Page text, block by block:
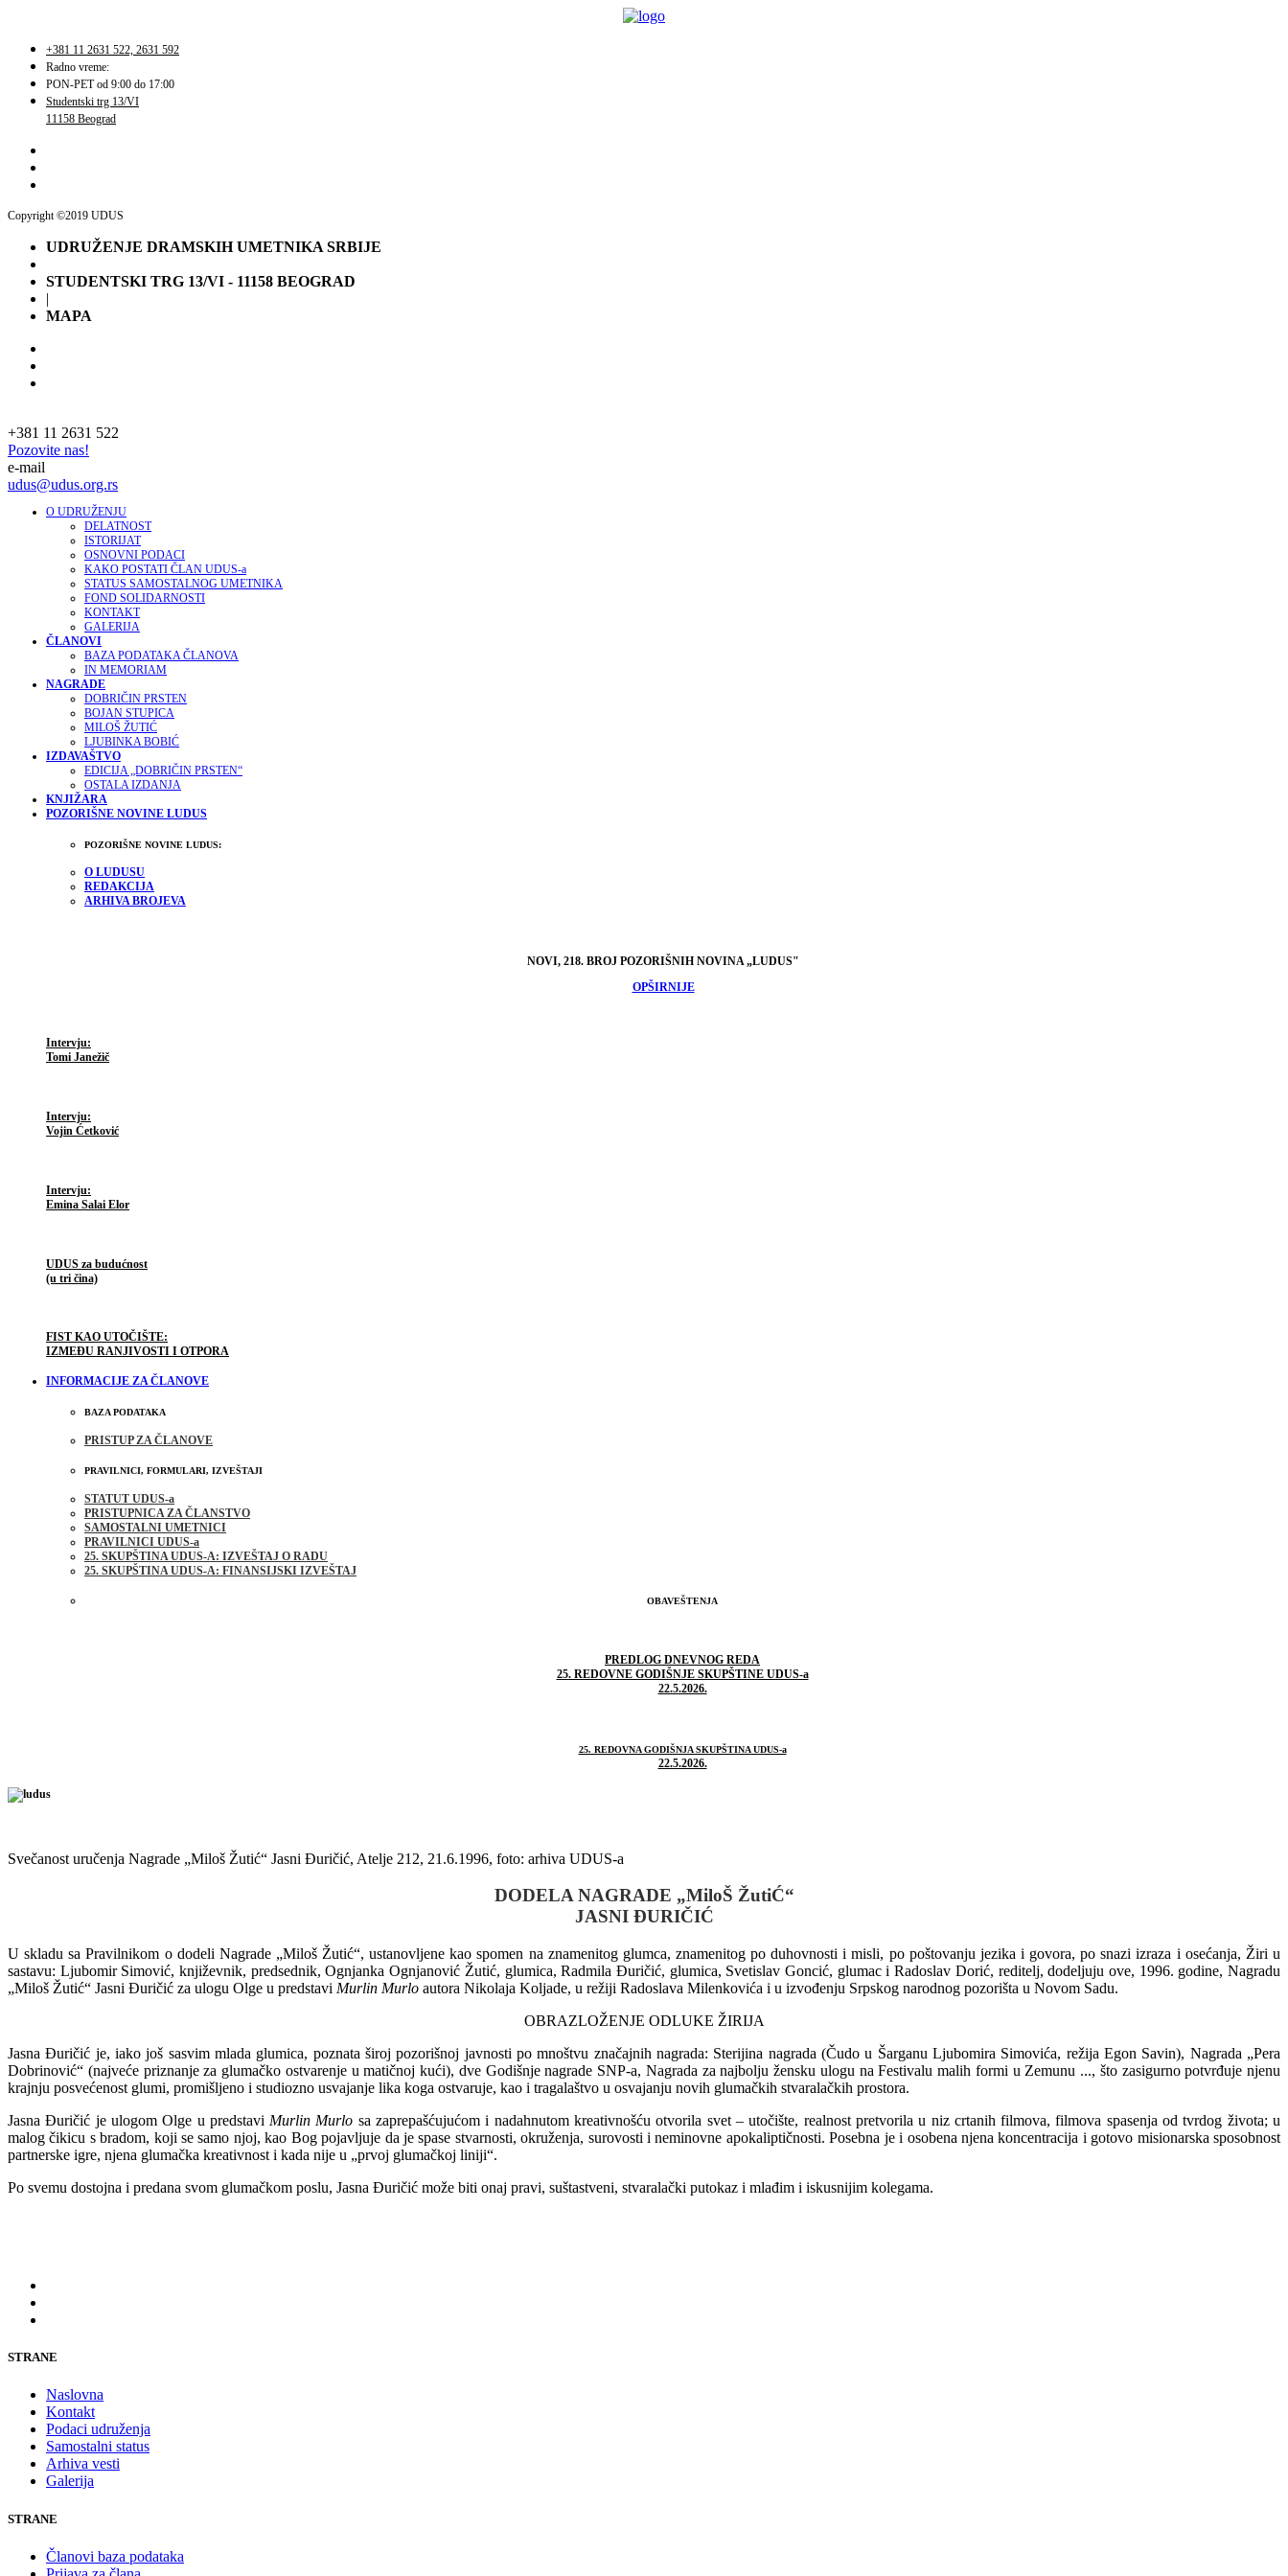
+381 11 2631 522, 2631 592
Radno vreme:
PON-PET od 9:00 do 17:00
Studentski trg 13/VI
11158 Beograd
Copyright ©2019 UDUS
UDRUŽENJE DRAMSKIH UMETNIKA SRBIJE
STUDENTSKI TRG 13/VI - 11158 BEOGRAD
|
MAPA
+381 11 2631 522
Pozovite nas!
e-mail
udus@udus.org.rs
O UDRUŽENJU
DELATNOST
ISTORIJAT
OSNOVNI PODACI
KAKO POSTATI ČLAN UDUS-a
STATUS SAMOSTALNOG UMETNIKA
FOND SOLIDARNOSTI
KONTAKT
GALERIJA
ČLANOVI
BAZA PODATAKA ČLANOVA
IN MEMORIAM
NAGRADE
DOBRIČIN PRSTEN
BOJAN STUPICA
MILOŠ ŽUTIĆ
LJUBINKA BOBIĆ
IZDAVAŠTVO
EDICIJA „DOBRIČIN PRSTEN“
OSTALA IZDANJA
KNJIŽARA
POZORIŠNE NOVINE LUDUS
POZORIŠNE NOVINE LUDUS:
O LUDUSU
REDAKCIJA
ARHIVA BROJEVA
NOVI, 218. BROJ POZORIŠNIH NOVINA „LUDUS"
OPŠIRNIJE
Intervju:
Tomi Janežič
Intervju:
Vojin Ćetković
Intervju:
Emina Salai Elor
UDUS za budućnost
(u tri čina)
FIST KAO UTOČIŠTE:
IZMEĐU RANJIVOSTI I OTPORA
INFORMACIJE ZA ČLANOVE
BAZA PODATAKA
PRISTUP ZA ČLANOVE
PRAVILNICI, FORMULARI, IZVEŠTAJI
STATUT UDUS-a
PRISTUPNICA ZA ČLANSTVO
SAMOSTALNI UMETNICI
PRAVILNICI UDUS-a
25. SKUPŠTINA UDUS-A: IZVEŠTAJ O RADU
25. SKUPŠTINA UDUS-A: FINANSIJSKI IZVEŠTAJ
OBAVEŠTENJA
PREDLOG DNEVNOG REDA
25. REDOVNE GODIŠNJE SKUPŠTINE UDUS-a
22.5.2026.
25. REDOVNA GODIŠNJA SKUPŠTINA UDUS-a
22.5.2026.
Svečanost uručenja Nagrade „Miloš Žutić“ Jasni Đuričić, Atelje 212, 21.6.1996, foto: аrhiva UDUS-a
DODELA NAGRADE „MiloŠ ŽutiĆ“
JASNI ĐURIČIĆ
U skladu sa Pravilnikom o dodeli Nagrade „Miloš Žutić“, ustanovljene kao spomen na znamenitog glumca, znamenitog po duhovnosti i misli, po poštovanju jezika i govora, po snazi izraza i osećanja, Žiri u
sastavu: Ljubomir Simović, književnik, predsednik, Ognjanka Ognjanović Žutić, glumica, Radmila Đuričić, glumica, Svetislav Goncić, glumac i Radoslav Dorić, reditelj, dodeljuju ove, 1996. godine, Nagradu
„Miloš Žutić“ Jasni Đuričić za ulogu Olge u predstavi Murlin Murlo autora Nikolaja Koljade, u režiji Radoslava Milenkovića i u izvođenju Srpskog narodnog pozorišta u Novom Sadu.
OBRAZLOŽENJE ODLUKE ŽIRIJA
Jasna Đuričić je, iako još sasvim mlada glumica, poznata široj pozorišnoj javnosti po mnoštvu značajnih nagrada: Sterijina nagrada (Čudo u Šarganu Ljubomira Simovića, režija Egon Savin), Nagrada „Pera
Dobrinović“ (najveće priznanje za glumačko ostvarenje u matičnoj kući), dve Godišnje nagrade SNP-a, Nagrada za najbolju žensku ulogu na Festivalu malih formi u Zemunu ..., što zasigurno potvrđuje njenu
krajnju posvećenost glumi, promišljeno i studiozno usvajanje lika koga ostvaruje, kao i tragalaštvo u osvajanju novih glumačkih stvaralačkih prostora.
Jasna Đuričić je ulogom Olge u predstavi Murlin Murlo sa zaprepašćujućom i nadahnutom kreativnošću otvorila svet – utočište, realnost pretvorila u niz crtanih filmova, filmova spasenja od tvrdog života; u
malog čikicu s bradom, koji se samo njoj, kao Bog pojavljuje da je spase stvarnosti, okruženja, surovosti i neminovne apokaliptičnosti. Posebna je i osobena njena koncentracija i gotovo misionarska sposobnost
partnerske igre, njena glumačka kreativnost i kada nije u „prvoj glumačkoj liniji“.
Po svemu dostojna i predana svom glumačkom poslu, Jasna Đuričić može biti onaj pravi, suštastveni, stvaralački putokaz i mlađim i iskusnijim kolegama.
STRANE
Naslovna
Kontakt
Podaci udruženja
Samostalni status
Arhiva vesti
Galerija
STRANE
Članovi baza podataka